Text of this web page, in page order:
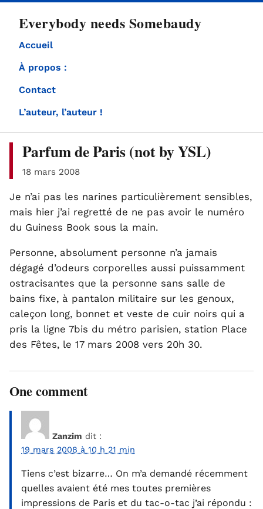
Everybody needs Somebaudy
Accueil
À propos :
Contact
L’auteur, l’auteur !
Parfum de Paris (not by YSL)
18 mars 2008
Je n’ai pas les narines particulièrement sensibles,
mais hier j’ai regretté de ne pas avoir le numéro
du Guiness Book sous la main.
Personne, absolument personne n’a jamais
dégagé d’odeurs corporelles aussi puissamment
ostracisantes que la personne sans salle de
bains fixe, à pantalon militaire sur les genoux,
caleçon long, bonnet et veste de cuir noirs qui a
pris la ligne 7bis du métro parisien, station Place
des Fêtes, le 17 mars 2008 vers 20h 30.
One comment
Zanzim dit :
19 mars 2008 à 10 h 21 min
Tiens c’est bizarre… On m’a demandé récemment
quelles avaient été mes toutes premières
impressions de Paris et du tac-o-tac j’ai répondu :